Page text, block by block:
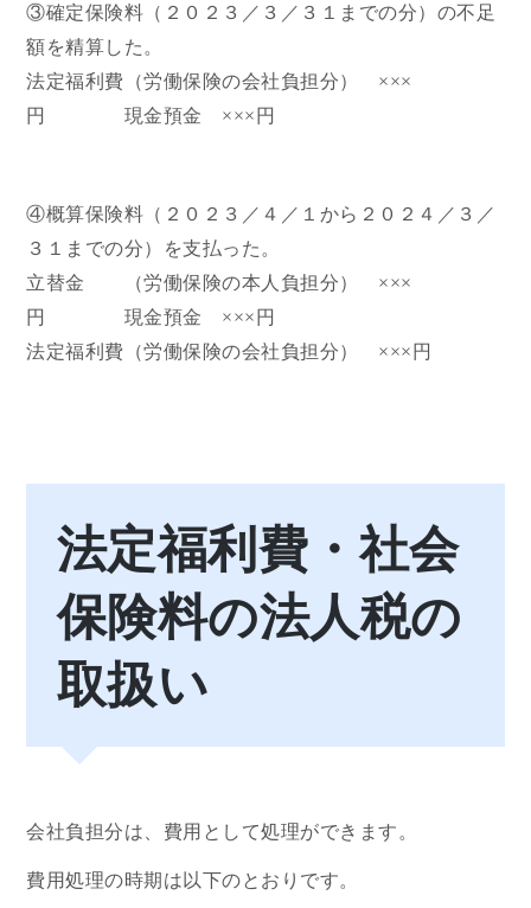
③確定保険料（２０２３／３／３１までの分）の不足
額を精算した。
法定福利費（労働保険の会社負担分） ×××
円 現金預金 ×××円
④概算保険料（２０２３／４／１から２０２４／３／
３１までの分）を支払った。
立替金 （労働保険の本人負担分） ×××
円 現金預金 ×××円
法定福利費（労働保険の会社負担分） ×××円
法定福利費・社会
保険料の法人税の
取扱い
会社負担分は、費用として処理ができます。
費用処理の時期は以下のとおりです。